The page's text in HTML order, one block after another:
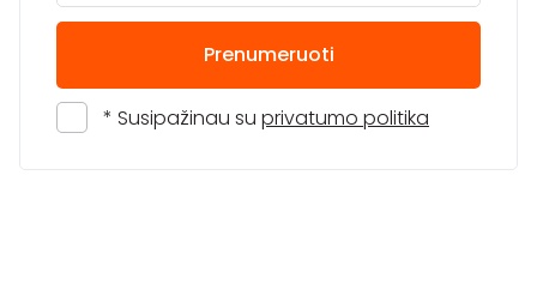
Prenumeruoti
* Susipažinau su privatumo politika